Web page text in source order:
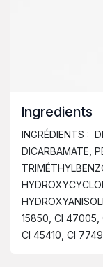
Ingredients
INGRÉDIENTS :
DICARBAMATE,
15850, CI 47005,
CI 45410, CI